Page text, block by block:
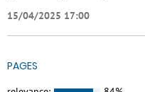
15/04/2025 17:00
PAGES